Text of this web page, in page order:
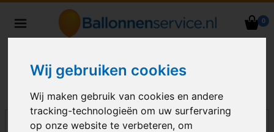
Wij gebruiken cookies
Wij maken gebruik van cookies en andere
tracking-technologieën om uw surfervaring
op onze website te verbeteren, om
0
Nederland